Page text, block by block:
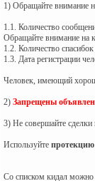
1) Обращайте внимание
1.1. Количество
Обращайте внимание на
1.2. Количество
1.3. Дата регистрации
Человек, имеющий
2) Запрещены
3) Не совершайте
Используйте протекцию
Со списком кидал можно